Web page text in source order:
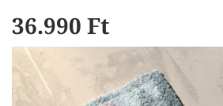
MŰFŰ
VÍZÁLLÓ
36.990 Ft